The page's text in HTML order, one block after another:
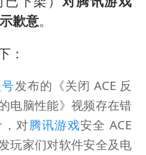
两名乘客在飞机上因调节座椅起冲突
基础开新局
歉意。
：
发布的《关闭 ACE 反
电脑性能》视频存在错
对腾讯游戏安全 ACE
玩家们对软件安全及电